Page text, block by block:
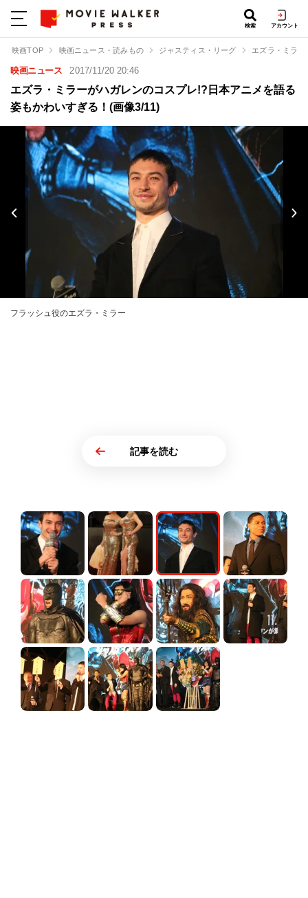
検索 アカウント
映画TOP 映画ニュース・読みもの ジャスティス・リーグ エズラ・ミラ
映画ニュース 2017/11/20 20:46
エズラ・ミラーがハガレンのコスプレ!?日本アニメを語る
姿もかわいすぎる！(画像3/11)
フラッシュ役のエズラ・ミラー
記事を読む